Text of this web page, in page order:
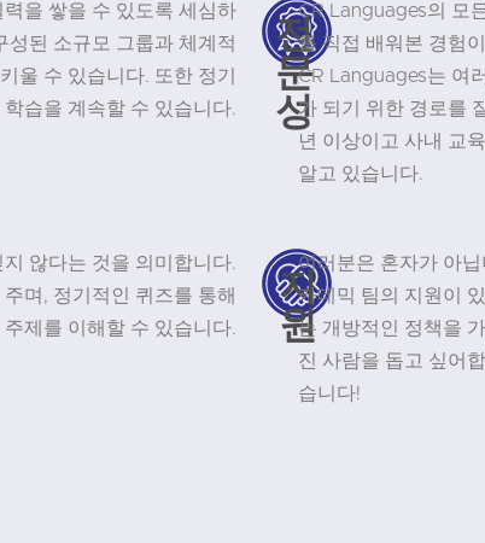
을 쌓을 수 있도록 세심하
된 소규모 그룹과 체계적
울 수 있습니다. 또한 정기
습을 계속할 수 있습니다.
전
문
성
CR Languages의 모
를 직접 배워본 경험
CR Languages는 여
가 되기 위한 경로를
년 이상이고 사내 교
알고 있습니다.
않다는 것을 의미합니다.
며, 정기적인 퀴즈를 통해
주제를 이해할 수 있습니다.
지
원
여러분은 혼자가 아
카데믹 팀의 지원이
는 개방적인 정책을
진 사람을 돕고 싶어
습니다!